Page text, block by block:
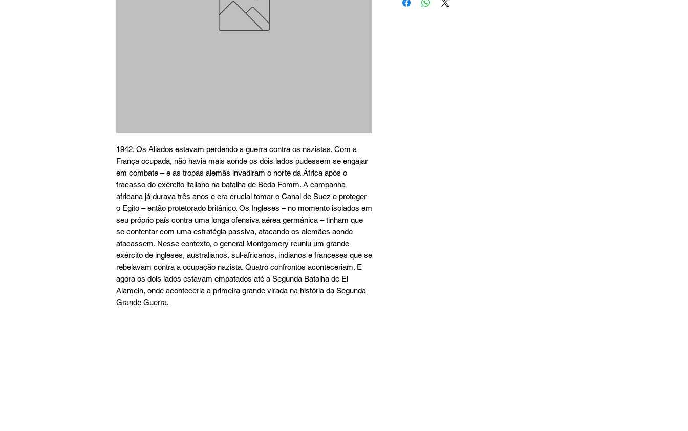
1942. Os Aliados estavam perdendo a guerra contra os nazistas. Com a
França ocupada, não havia mais aonde os dois lados pudessem se engajar
em combate – e as tropas alemãs invadiram o norte da África após o
fracasso do exército italiano na batalha de Beda Fomm. A campanha
africana já durava três anos e era crucial tomar o Canal de Suez e proteger
o Egito – então protetorado britânico. Os Ingleses – no momento isolados em
seu próprio país contra uma longa ofensiva aérea germânica – tinham que
se contentar com uma estratégia passiva, atacando os alemães aonde
atacassem. Nesse contexto, o general Montgomery reuniu um grande
exército de ingleses, australianos, sul-africanos, indianos e franceses que se
rebelavam contra a ocupação nazista. Quatro confrontos aconteceriam. E
agora os dois lados estavam empatados até a Segunda Batalha de El
Alamein, onde aconteceria a primeira grande virada na história da Segunda
Grande Guerra.